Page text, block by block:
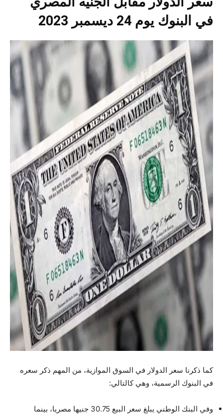
في البنوك يوم 24 ديسمبر 2023
كما ذكرنا سعر الدولار في السوق الموازية، من المهم ذكر سعره
في البنوك الرسمية، وهي كالتالي:
وفي البنك الوطني يبلغ سعر البيع 30.75 جنيها مصريا، بينما